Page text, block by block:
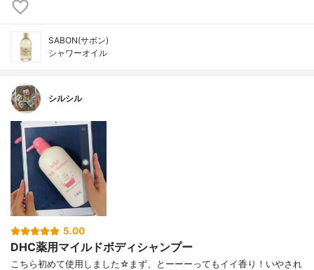
SABON(サボン)
シャワーオイル
シルシル
5.00
DHC薬用マイルドボディシャンプー
こちら初めて使用しました☆まず、とーーーってもイイ香り！いやされ